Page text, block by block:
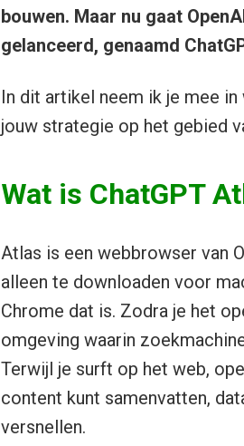
bouwen. Maar nu gaat
gelanceerd, genaamd
In dit artikel neem ik je mee in
jouw strategie op het gebied
Wat is ChatGPT
Atlas is een webbrowser van
alleen te downloaden voor
Chrome dat is. Zodra je het
omgeving waarin
Terwijl je surft op het web,
content kunt samenvatten,
versnellen.